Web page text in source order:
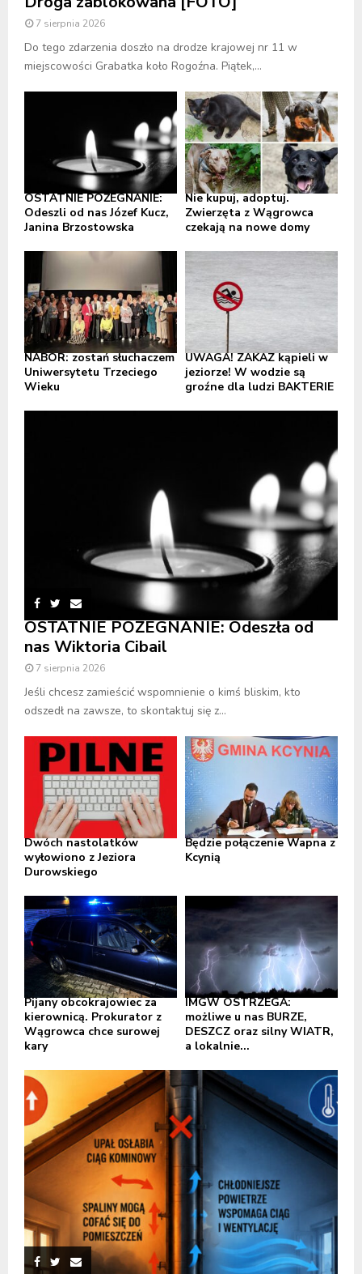
7 sierpnia 2026
Do tego zdarzenia doszło na drodze krajowej nr 11 w
miejscowości Grabatka koło Rogoźna. Piątek,...
OSTATNIE POŻEGNANIE:
Odeszli od nas Józef Kucz,
Janina Brzostowska
Nie kupuj, adoptuj.
Zwierzęta z Wągrowca
czekają na nowe domy
NABÓR: zostań słuchaczem
Uniwersytetu Trzeciego
Wieku
UWAGA! ZAKAZ kąpieli w
jeziorze! W wodzie są
groźne dla ludzi BAKTERIE
OSTATNIE POŻEGNANIE: Odeszła od
nas Wiktoria Cibail
7 sierpnia 2026
Jeśli chcesz zamieścić wspomnienie o kimś bliskim, kto
odszedł na zawsze, to skontaktuj się z...
Dwóch nastolatków
wyłowiono z Jeziora
Durowskiego
Będzie połączenie Wapna z
Kcynią
Pijany obcokrajowiec za
kierownicą. Prokurator z
Wągrowca chce surowej
kary
IMGW OSTRZEGA:
możliwe u nas BURZE,
DESZCZ oraz silny WIATR,
a lokalnie...